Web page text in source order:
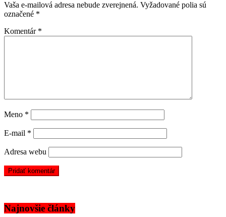
Vaša e-mailová adresa nebude zverejnená. Vyžadované polia sú
označené *
Komentár *
Meno *
E-mail *
Adresa webu
Najnovšie články